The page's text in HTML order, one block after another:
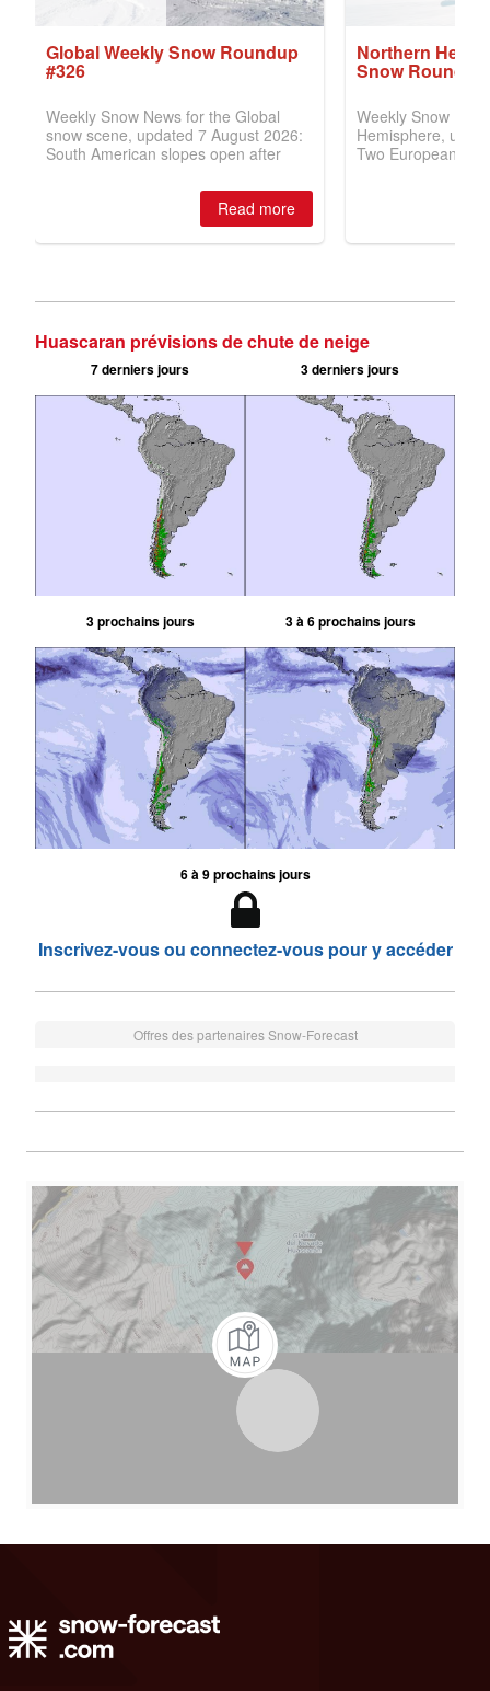
Huascaran prévisions de chute de neige
7 derniers jours 3 derniers jours
3 prochains jours 3 à 6 prochains jours
6 à 9 prochains jours
Inscrivez-vous ou connectez-vous pour y accéder
Offres des partenaires Snow-Forecast